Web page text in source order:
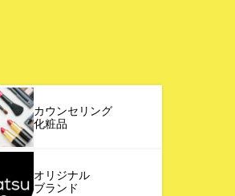
カウンセリング
化粧品
オリジナル
ブランド